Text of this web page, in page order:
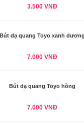
3.500 VNĐ
Bút dạ quang Toyo xanh dương
7.000 VNĐ
Bút dạ quang Toyo hồng
7.000 VNĐ